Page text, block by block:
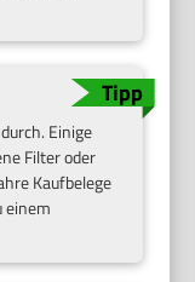
Einige
Filter oder
Kaufbelege
einem